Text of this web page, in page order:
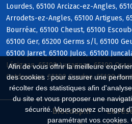
Afin de vous offrir la meilleure
des cookies : pour assurer une
récolter des statistiques afin
du site et vous proposer une
sécurité. Vous pouvez changer
paramétrant vos cookies.
Lourdes, 65100 Arcizac-ez-Angles,
Arrodets-ez-Angles, 65100 Artigues,
Bourréac, 65100 Cheust, 65100
65100 Ger, 65200 Germs s/l, 65100
65100 Jarret, 65100 Julos, 65100
Lézignan, 65100 Lugagnan, 65100
Cotdoussan, 65100 Ourdon, 65100
Biocoop.fr
Le